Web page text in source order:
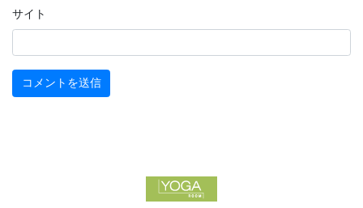
サイト